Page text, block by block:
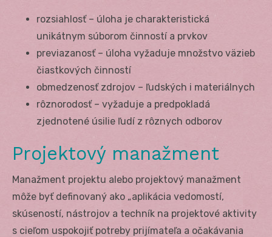
rozsiahlosť – úloha je charakteristická
unikátnym súborom činností a prvkov
previazanosť – úloha vyžaduje množstvo väzieb
čiastkových činností
obmedzenosť zdrojov – ľudských i materiálnych
rôznorodosť – vyžaduje a predpokladá
zjednotené úsilie ľudí z rôznych odborov
Projektový manažment
Manažment projektu alebo projektový manažment
môže byť definovaný ako „aplikácia vedomostí,
skúseností, nástrojov a techník na projektové aktivity
s cieľom uspokojiť potreby prijímateľa a očakávania